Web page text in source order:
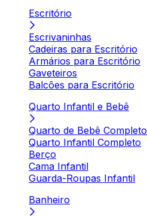
Escritório
Escrivaninhas
Cadeiras para Escritório
Armários para Escritório
Gaveteiros
Balcões para Escritório
Quarto Infantil e Bebê
Quarto de Bebê Completo
Quarto Infantil Completo
Berço
Cama Infantil
Guarda-Roupas Infantil
Banheiro